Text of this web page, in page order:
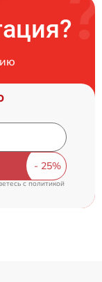
cполитикой